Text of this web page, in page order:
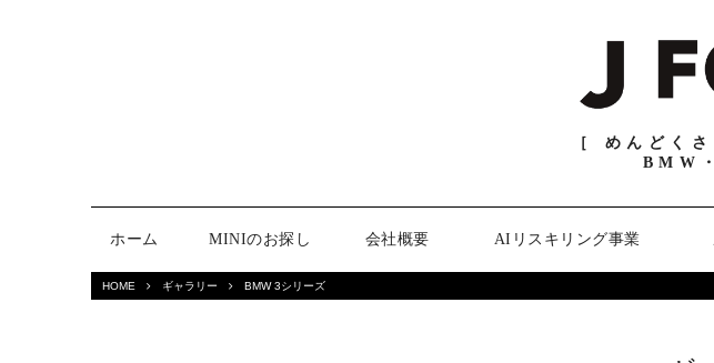
［ めんどく
BMW
ホーム MINIのお探し 会社概要 AIリスキリング事業
HOME ギャラリー BMW 3シリーズ